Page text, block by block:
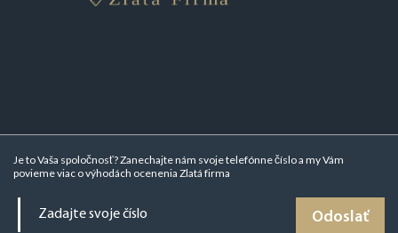
Je to Vaša spoločnosť? Zanechajte nám svoje telefónne číslo a my Vám
povieme viac ovýhodách ocenenia Zlatá firma
Odoslať